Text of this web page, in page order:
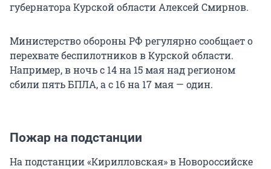
губернатора Курской области Алексей Смирнов.
Министерство обороны РФ регулярно сообщает о
перехвате беспилотников в Курской области.
Например, в ночь с 14 на 15 мая над регионом
сбили пять БПЛА, а с 16 на 17 мая — один.
Пожар на подстанции
На подстанции «Кирилловская» в Новороссийске